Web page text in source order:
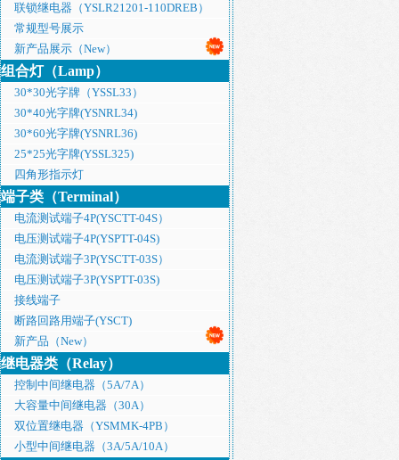
联锁继电器（YSLR21201-110DREB）
常规型号展示
新产品展示（New）
组合灯（Lamp）
30*30光字牌（YSSL33）
30*40光字牌(YSNRL34)
30*60光字牌(YSNRL36)
25*25光字牌(YSSL325)
四角形指示灯
端子类（Terminal）
电流测试端子4P(YSCTT-04S）
电压测试端子4P(YSPTT-04S)
电流测试端子3P(YSCTT-03S）
电压测试端子3P(YSPTT-03S)
接线端子
断路回路用端子(YSCT)
新产品（New）
继电器类（Relay）
控制中间继电器（5A/7A）
大容量中间继电器（30A）
双位置继电器（YSMMK-4PB）
小型中间继电器（3A/5A/10A）